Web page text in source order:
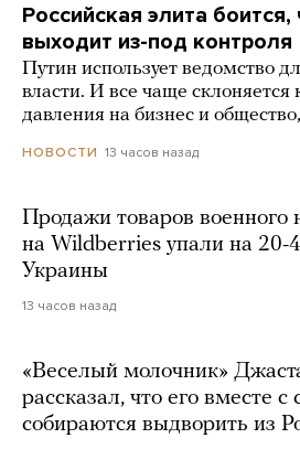
Российская элита
выходит из-под контроля
Путин использует ведомство
власти. И все чаще склоняется
давления на бизнес и
НОВОСТИ 13 часов назад
Продажи товаров военного
на Wildberries упали на 20-
Украины
13 часов назад
«Веселый молочник»
рассказал, что его вместе с
собираются выдворить из